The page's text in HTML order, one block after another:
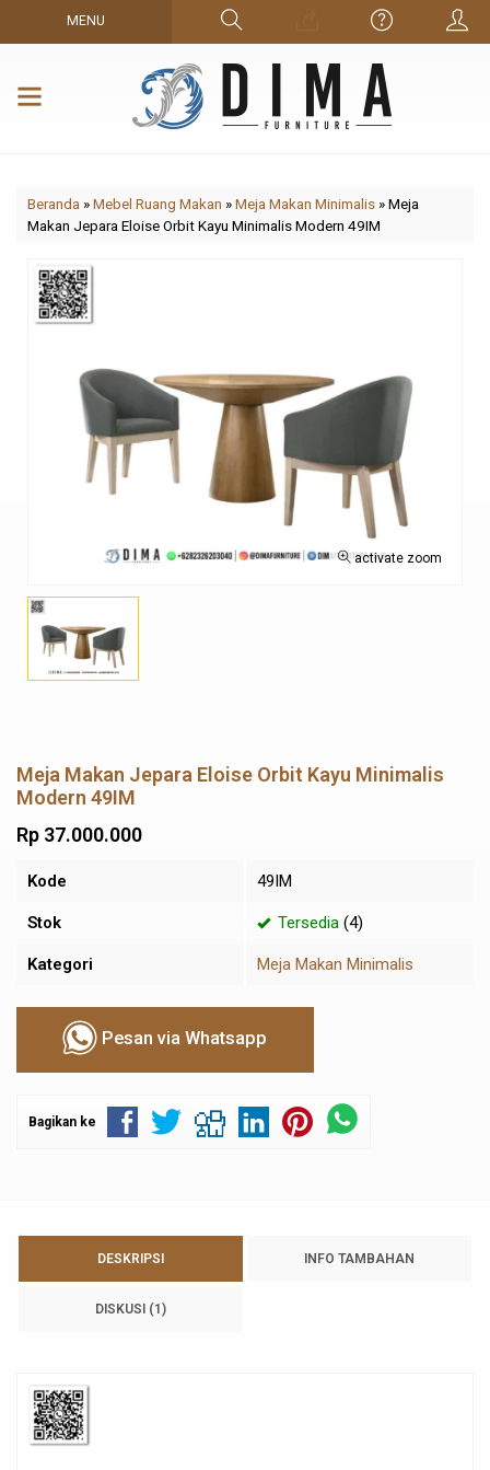
MENU
Beranda »Mebel Ruang Makan »Meja Makan Minimalis »Meja
Makan Jepara Eloise Orbit Kayu Minimalis Modern 49IM
activate zoom
Meja Makan Jepara Eloise Orbit Kayu Minimalis
Modern 49IM
Rp 37.000.000
Kode 49IM
Stok Tersedia (4)
Kategori Meja Makan Minimalis
Pesan via Whatsapp
Bagikan ke
DESKRIPSI INFO TAMBAHAN
DISKUSI (1)